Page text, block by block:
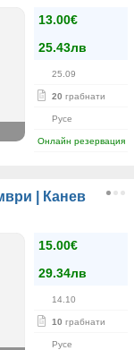
13.00€
25.43лв
25.09
20 грабнати
Русе
Онлайн резервация
| Канев
15.00€
29.34лв
14.10
10 грабнати
Русе